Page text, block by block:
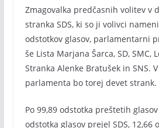
Zmagovalka predčasnih volitev v
stranka SDS, ki so ji volivci
odstotkov glasov, parlamentarni
še Lista Marjana Šarca, SD, SMC,
Stranka Alenke Bratušek in SNS.
parlamenta bo torej devet strank.
Po 99,89 odstotka preštetih
odstotka glasov prejel SDS, 12,66